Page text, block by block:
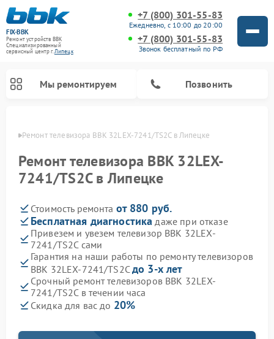
FIX-BBK
Ремонт устройств BBK
Специализированный
cервисный центр г.Липецк
+7 (800) 301-55-83
Ежедневно, с 10:00 до 20:00
+7 (800) 301-55-83
Звонок бесплатный по РФ
Мы ремонтируем Позвонить
Ремонт телевизора BBK 32LEX-7241/TS2C в Липецке
Ремонт телевизора BBK 32LEX-
7241/TS2C в Липецке
Стоимость ремонта от 880 руб.
Бесплатная диагностика даже при отказе
Привезем и увезем телевизор BBK 32LEX-
7241/TS2C сами
Гарантия на наши работы по ремонту телевизоров
BBK 32LEX-7241/TS2Cдо 3-х лет
Срочный ремонт телевизоров BBK 32LEX-
7241/TS2C в течении часа
Скидка для вас до 20%